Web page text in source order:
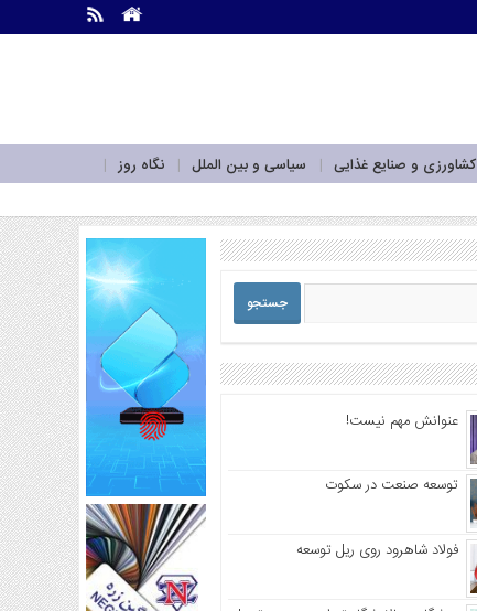
کشاورزی و صنایع غذایی سیاسی و بین الملل
نگاه روز
عنوانش مهم نیست!
توسعه صنعت در سکوت
فولاد شاهرود روی ریل توسعه